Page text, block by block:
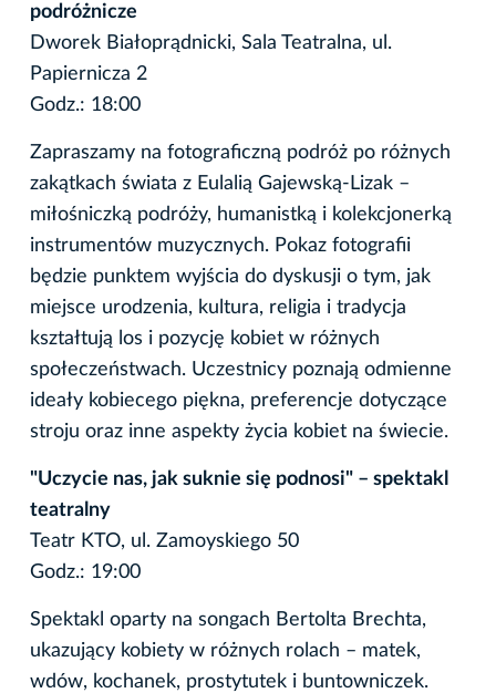
podróżnicze
Dworek Białoprądnicki, Sala Teatralna, ul.
Papiernicza 2
Godz.: 18:00
Zapraszamy na fotograficzną podróż po różnych
zakątkach świata z Eulalią Gajewską-Lizak –
miłośniczką podróży, humanistką i kolekcjonerką
instrumentów muzycznych. Pokaz fotografii
będzie punktem wyjścia do dyskusji o tym, jak
miejsce urodzenia, kultura, religia i tradycja
kształtują los i pozycję kobiet w różnych
społeczeństwach. Uczestnicy poznają odmienne
ideały kobiecego piękna, preferencje dotyczące
stroju oraz inne aspekty życia kobiet na świecie.
"Uczycie nas, jak suknie się podnosi" – spektakl
teatralny
Teatr KTO, ul. Zamoyskiego 50
Godz.: 19:00
Spektakl oparty na songach Bertolta Brechta,
ukazujący kobiety w różnych rolach – matek,
wdów, kochanek, prostytutek i buntowniczek.